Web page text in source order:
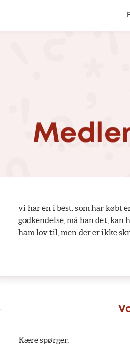
vi har en i best. som har købt
godkendelse, må han det, kan
ham lov til, men der er ikke
Kære spørger,